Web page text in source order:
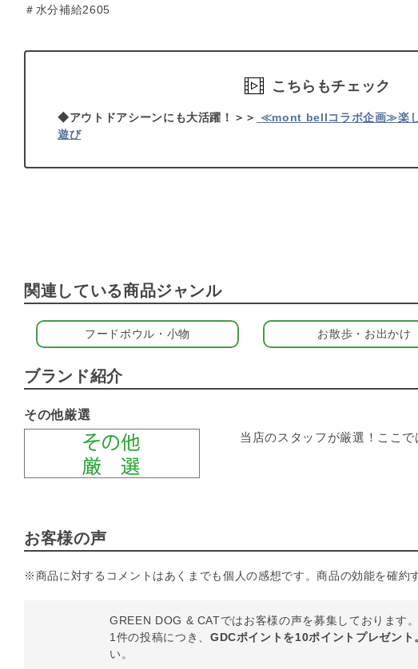
＃水分補給2605
こちらもチェック
◆アウトドアシーンにも大活躍！＞＞ ≪mont bellコラボ企画≫楽し
遊び
関連している商品ジャンル
フードボウル・小物 お散歩・お出かけ
ブランド紹介
その他厳選
当店のスタッフが厳選！ここ
お客様の声
※商品に対するコメントはあくまでも個人の感想です。商品の効能を確約
GREEN DOG & CATではお客様の声を募集しております。
1件の投稿につき、 GDCポイントを10ポイントプレゼント
い。